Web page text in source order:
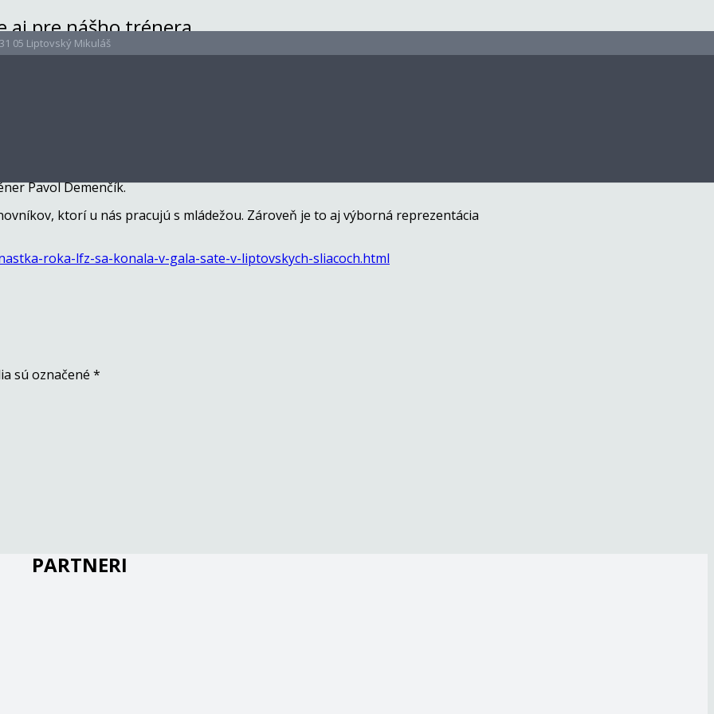
05 Liptovský Mikuláš
aj pre nášho trénera.
podujatie, na ktorom je vyhodnotená Jedenástka roka, Najlepší tréner
rok.
dome v Liptovských Sliačoch. Slávnostne vyzdobená sála sa postupne
samotné slávnostné vyhodnotenie.
potom prišli na rad tréneri a rozhodcovia. Je potešiteľné, že náš klub mal tiež
Pavol Demenčík.
ktorí u nás pracujú s mládežou. Zároveň je to aj výborná reprezentácia
roka-lfz-sa-konala-v-gala-sate-v-liptovskych-sliacoch.html
sú označené *
PARTNERI